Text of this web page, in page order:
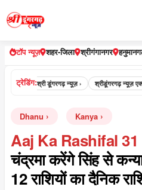
टॉप न्यूज़ शहर-जिला श्रीगंगानगर
ट्रेडिंग:
श्री डूंगरगढ़ न्यूज़ › श्रीडूंगरगढ़ न्यूज़
Dhanu Kanya
Aaj Ka Rashifal
चंद्रमा करेंगे सिंह से
12 राशियों का दैनिक